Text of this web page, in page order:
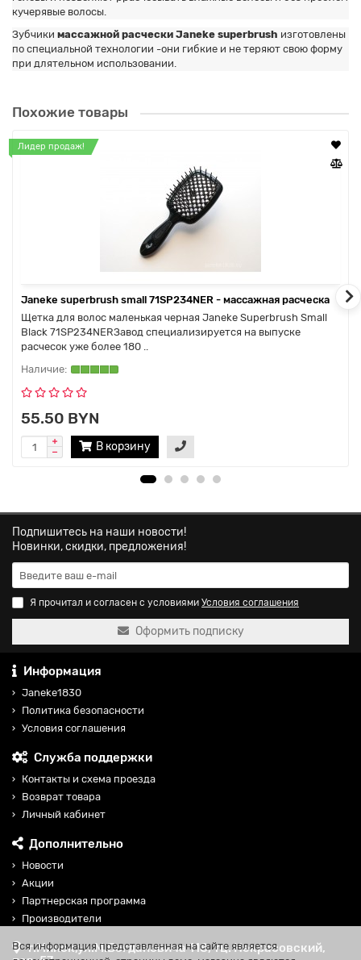
кучерявые волосы.
Зубчики массажной расчески Janeke superbrush изготовлены
по специальной технологии -они гибкие и не теряют свою форму
при длятельном использовании.
Похожие товары
Лидер продаж!
Janeke superbrush small 71SP234NER - массажная расческа
Щетка для волос маленькая черная Janeke Superbrush Small
Black 71SP234NERЗавод специализируется на выпуске
расчесок уже более 180 ..
55.50 BYN
В корзину
Подпишитесь на наши новости!
Новинки, скидки, предложения!
Я прочитал и согласен с условиями Условия соглашения
Оформить подписку
Информация
Janeke1830
Политика безопасности
Условия соглашения
Служба поддержки
Контакты и схема проезда
Возврат товара
Личный кабинет
Дополнительно
Новости
Акции
Партнерская программа
Производители
г.Минск,ул.М.Богдановича 118, тц. Некрасовский,
Вся информация представленная на сайте является